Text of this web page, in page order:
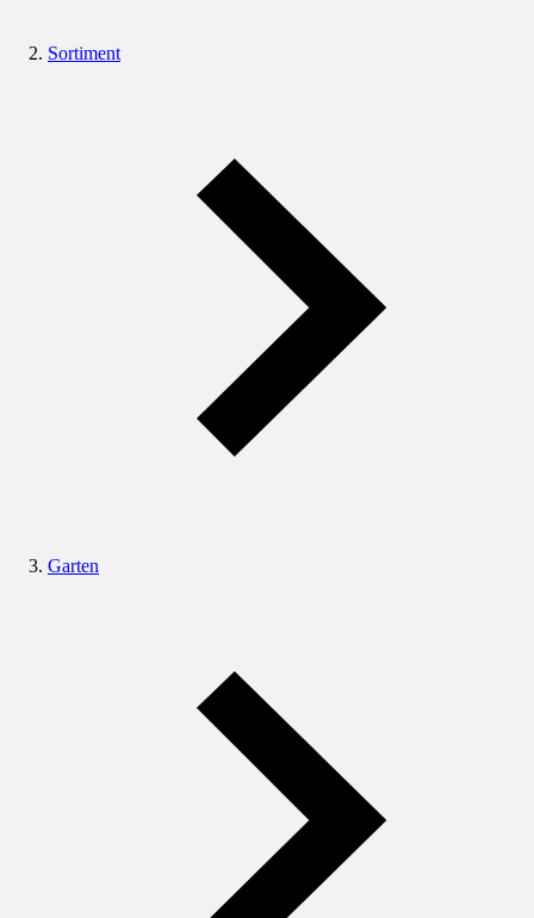
Sortiment
Garten